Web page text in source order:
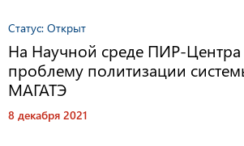
Статус: Открыт
На Научной среде ПИР-Центра
проблему политизации
МАГАТЭ
8 декабря 2021